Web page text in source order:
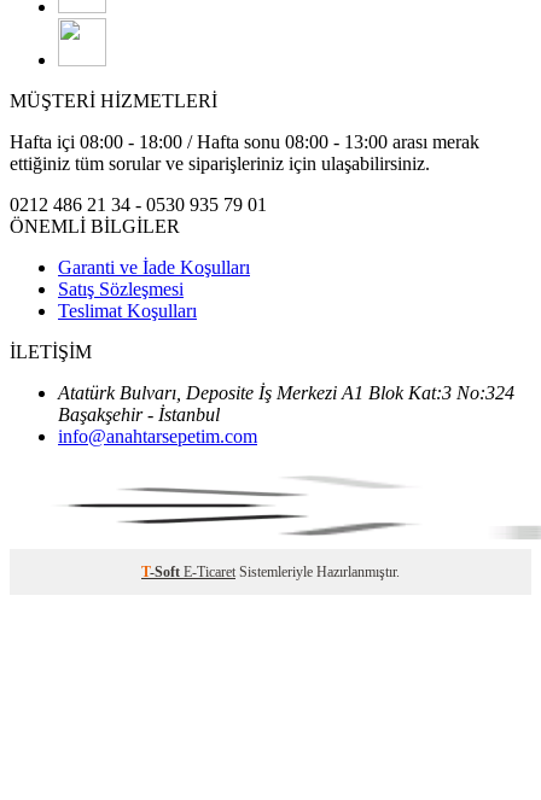
MÜŞTERİ HİZMETLERİ
Hafta içi 08:00 - 18:00 / Hafta sonu 08:00 - 13:00 arası merak
ettiğiniz tüm sorular ve siparişleriniz için ulaşabilirsiniz.
0212 486 21 34 - 0530 935 79 01
ÖNEMLİ BİLGİLER
Garanti ve İade Koşulları
Satış Sözleşmesi
Teslimat Koşulları
İLETİŞİM
Atatürk Bulvarı, Deposite İş Merkezi A1 Blok Kat:3 No:324
Başakşehir - İstanbul
info@anahtarsepetim.com
T-Soft E-Ticaret Sistemleriyle Hazırlanmıştır.